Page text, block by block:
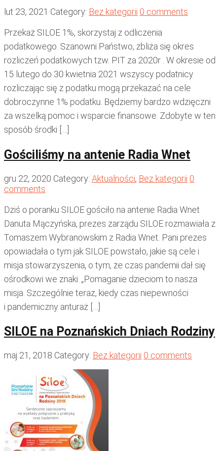
lut 23, 2021 Category: Bez kategorii 0 comments
Przekaż SILOE 1%, skorzystaj z odliczenia
podatkowego. Szanowni Państwo, zbliża się okres
rozliczeń podatkowych tzw. PIT za 2020r . W okresie od
15 lutego do 30 kwietnia 2021 wszyscy podatnicy
rozliczając się z podatku mogą przekazać na cele
dobroczynne 1% podatku. Będziemy bardzo wdzięczni
za wszelką pomoc i wsparcie finansowe. Zdobyte w ten
sposób środki […]
Gościliśmy na antenie Radia Wnet
gru 22, 2020 Category: Aktualności, Bez kategorii 0
comments
Dziś o poranku SILOE gościło na antenie Radia Wnet
Danuta Mączyńska, prezes zarządu SILOE rozmawiała z
Tomaszem Wybranowskim z Radia Wnet. Pani prezes
opowiadała o tym jak SILOE powstało, jakie są cele i
misja stowarzyszenia, o tym, że czas pandemii dał się
ośrodkowi we znaki. „Pomaganie dzieciom to nasza
misja. Szczególnie teraz, kiedy czas niepewności
i pandemiczny anturaż […]
SILOE na Poznańskich Dniach Rodziny
maj 21, 2018 Category: Bez kategorii 0 comments